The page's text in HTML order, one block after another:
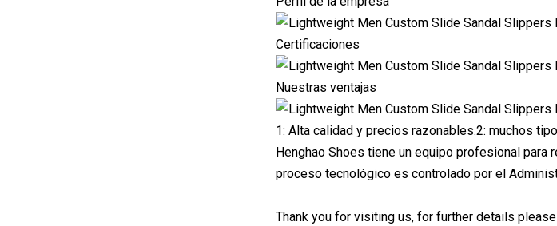
Certificaciones
Nuestras ventajas
1: Alta calidad y precios razonables.2: muchos
Henghao Shoes tiene un equipo profesional para
proceso tecnológico es controlado por el
Thank you for visiting us, for further details